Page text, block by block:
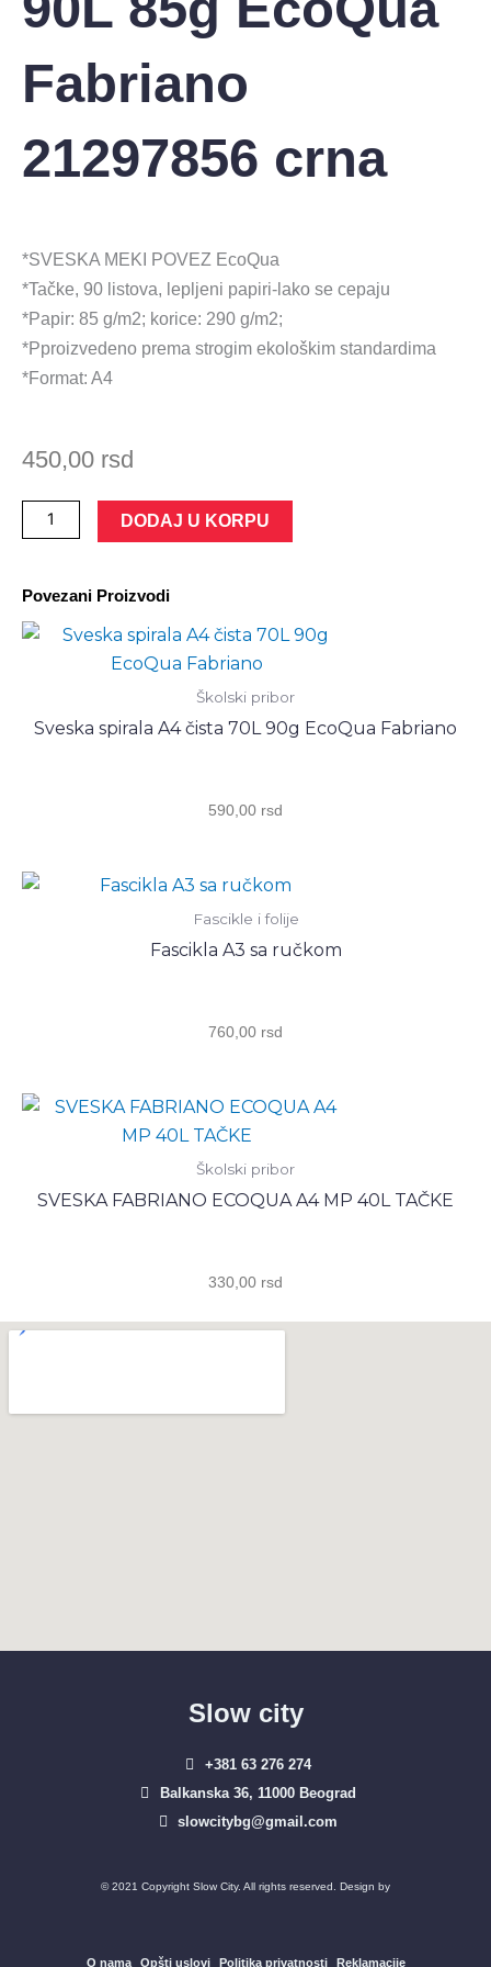
Fabriano
21297856 crna
*SVESKA MEKI POVEZ EcoQua
*Tačke, 90 listova, lepljeni papiri-lako se cepaju
*Papir: 85 g/m2; korice: 290 g/m2;
*Pproizvedeno prema strogim ekološkim standardima
*Format: A4
450,00 rsd
Sveska
meki
A4
tačke
Fabriano
DODAJ U KORPU
Povezani Proizvodi
Školski pribor
Sveska spirala A4 čista 70L 90g EcoQua Fabriano
590,00 rsd
Fascikle i folije
Fascikla A3 sa ručkom
760,00 rsd
Školski pribor
SVESKA FABRIANO ECOQUA A4 MP 40L TAČKE
330,00 rsd
Slow city
+381 63 276 274​
Balkanska 36, 11000 Beograd​
slowcitybg@gmail.com
© 2021 Copyright Slow City. All rights reserved. Design by
O nama Opšti uslovi Politika privatnosti Reklamacije